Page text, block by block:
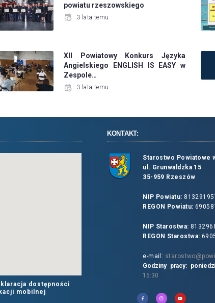
powiatu rzeszowskiego
3 lata temu
XII Powiatowy Konkurs Języka
Angielskiego ENGLISH IS EASY w
Zespole…
3 lata temu
dostępności
mobilnej
KONTAKT:
Starostwo Powiatowe
ul. Grunwaldzka 15
35-959 Rzeszów
NIP Powiatu:
REGON Powiatu:
NIP Starostwa:
REGON Starostwa:
e-mail:
Godziny pracy:
15:30